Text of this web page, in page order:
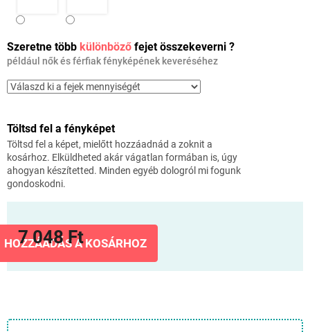
7 048 Ft
Szeretne több különböző fejet összekeverni ?
például nők és férfiak fényképének keveréséhez
Töltsd fel a fényképet
Töltsd fel a képet, mielőtt hozzáadnád a zoknit a
kosárhoz. Elküldheted akár vágatlan formában is, úgy
ahogyan készítetted. Minden egyéb dologról mi fogunk
gondoskodni.
HOZZÁADÁS A KOSÁRHOZ